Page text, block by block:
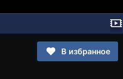
В избранное